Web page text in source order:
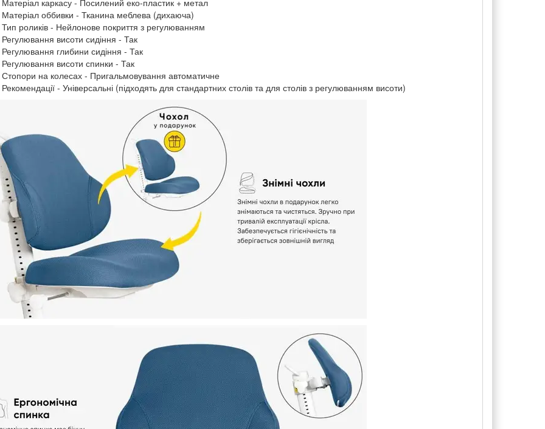
Матеріал каркасу - Посилений еко-пластик + метал
Матеріал оббивки - Тканина меблева (дихаюча)
Тип роликів - Нейлонове покриття з регулюванням
Регулювання висоти сидіння - Так
Регулювання глибини сидіння - Так
Регулювання висоти спинки - Так
Стопори на колесах - Пригальмовування автоматичне
Рекомендації - Універсальні (підходять для стандартних столів та для столів з регулюванням висоти)